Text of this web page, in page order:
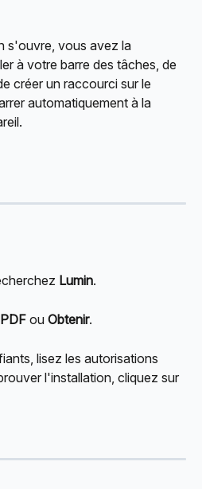
s'ouvre, vous avez la
à votre barre des tâches, de
créer un raccourci sur le
automatiquement à la
Lumin.
ou Obtenir.
lisez les autorisations
l'installation, cliquez sur